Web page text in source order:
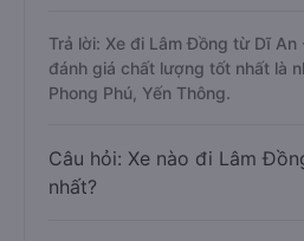
Trả lời: Xe đi Lâm Đồng từ Dĩ
đánh giá chất lượng tốt nhất là
Phong Phú, Yến Thông.
Câu hỏi: Xe nào đi Lâm
nhất?